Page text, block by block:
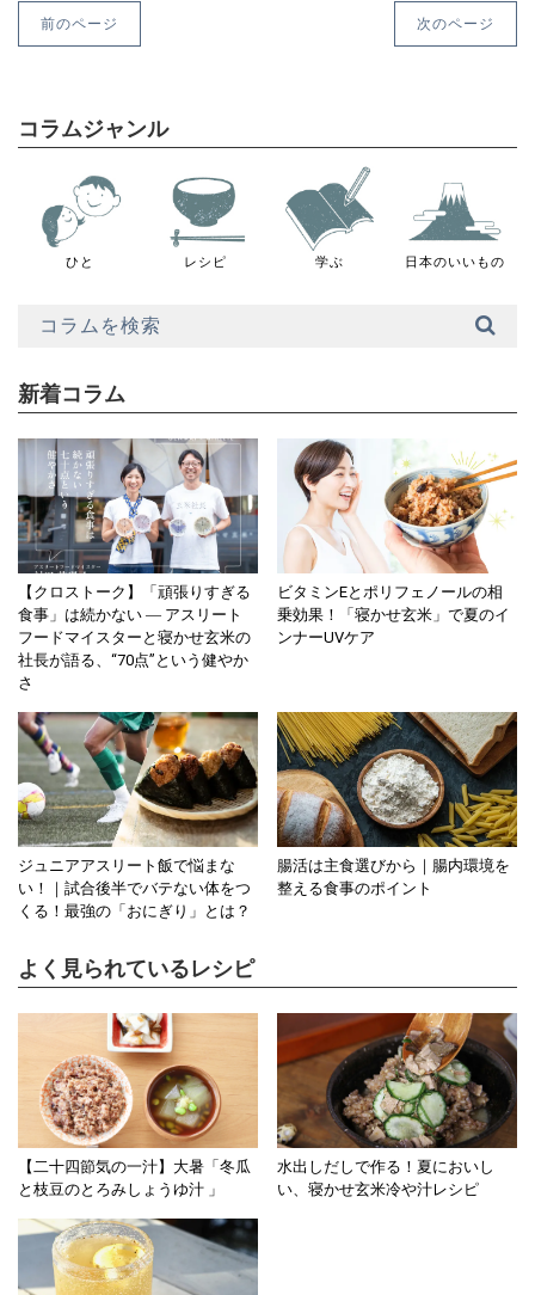
前のページ 次のページ
コラムジャンル
ひと レシピ 学ぶ 日本のいいもの
新着コラム
【クロストーク】「頑張りすぎる
食事」は続かない ― アスリート
フードマイスターと寝かせ玄米の
社長が語る、“70点”という健やか
さ
ビタミンEとポリフェノールの相
乗効果！「寝かせ玄米」で夏のイ
ンナーUVケア
ジュニアアスリート飯で悩まな
い！｜試合後半でバテない体をつ
くる！最強の「おにぎり」とは？
腸活は主食選びから｜腸内環境を
整える食事のポイント
よく見られているレシピ
【二十四節気の一汁】大暑「冬瓜
と枝豆のとろみしょうゆ汁 」
水出しだしで作る！夏においし
い、寝かせ玄米冷や汁レシピ